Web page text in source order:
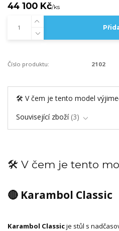
44 100 Kč/ks
Číslo produktu: 2102
🛠️ V čem je tento model
Související zboží 3
🛠️ V čem je tento
🔴 Karambol Classic
Karambol Classicje stůl s